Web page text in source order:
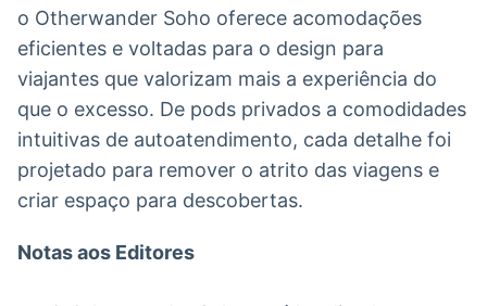
o Otherwander Soho oferece acomodações
eficientes e voltadas para o design para
viajantes que valorizam mais a experiência do
que o excesso. De pods privados a comodidades
intuitivas de autoatendimento, cada detalhe foi
projetado para remover o atrito das viagens e
criar espaço para descobertas.
Notas aos Editores